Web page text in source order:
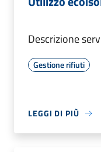
Descrizione
Gestione rifiuti
LEGGI DI PIÙ